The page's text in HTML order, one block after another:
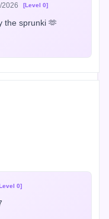
2026 [Level 0]
the sprunki 🫶
0]